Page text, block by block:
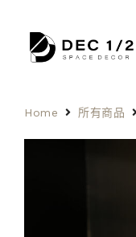
Home 所有商品